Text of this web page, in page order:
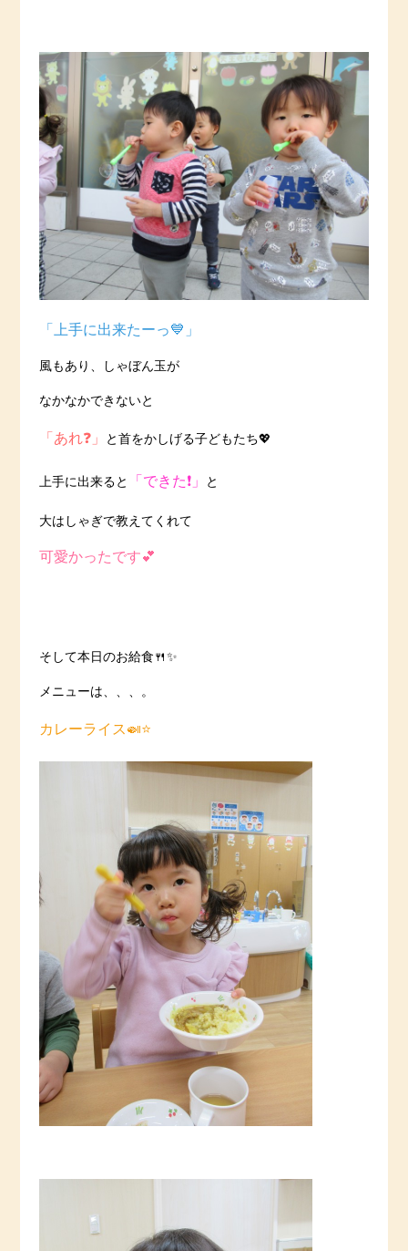
「上手に出来たーっ💙」
風もあり、しゃぼん玉が
なかなかできないと
「あれ❓」 と首をかしげる子どもたち💖
上手に出来ると 「できた❗️」 と
大はしゃぎで教えてくれて
可愛かったです💕
そして本日のお給食🍴✨
メニューは、、、。
カレーライス🍛⭐️